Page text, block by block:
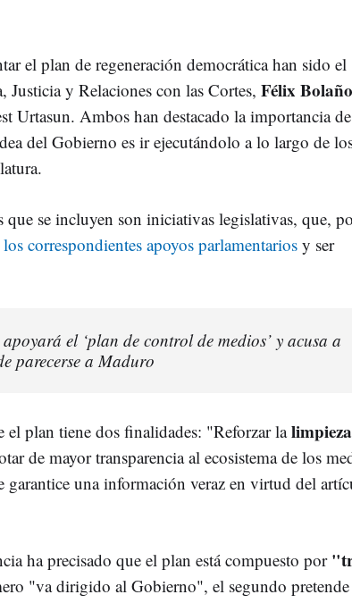
el plan de regeneración democrática han sido el
Justicia y Relaciones con las Cortes, Félix
Urtasun. Ambos han destacado la importancia
del Gobierno es ir ejecutándolo a lo largo de
que se incluyen son iniciativas legislativas, que,
correspondientes apoyos parlamentarios y ser
el ‘plan de control de medios’ y acusa a
parecerse a Maduro
el plan tiene dos finalidades: "Reforzar la
de mayor transparencia al ecosistema de los
garantice una información veraz en virtud del
ha precisado que el plan está compuesto por
"va dirigido al Gobierno", el segundo pretende